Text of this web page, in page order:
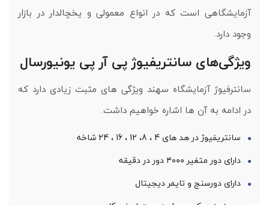
آزمایشگاهی است که در انواع معمولی و یخچالدار در بازار
وجود دارد.
ویژگی‌های سانتریفیوژ پی آر پی یونیورسال
سانترفیوژ آزمایشگاه سهند ویژگی های مثبت زیادی دارد که
در ادامه به آن ها اشاره خواهیم داشت.
سانتریفیوژ در هد های 4 ، 8، 12 ، 16 ، 24 شاخه
دارای دور متغیر ۴۰۰۰ دور در دقیقه
دارای دورسنج و تایمر دیجیتال